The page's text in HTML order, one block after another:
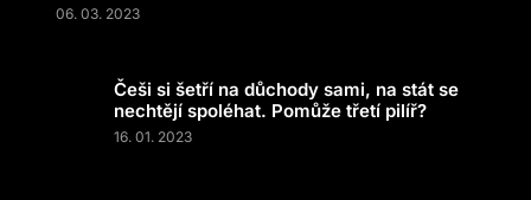
06. 03. 2023
Češi si šetří na důchody sami, na stát se
nechtějí spoléhat. Pomůže třetí pilíř?
16. 01. 2023